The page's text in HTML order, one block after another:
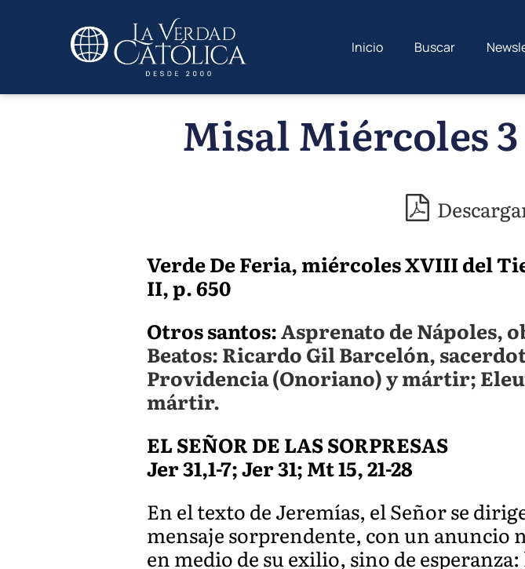
Inicio Buscar
Misal Miércoles 3
Verde De Feria, miércoles XVIII del
II, p. 650
Otros santos:Asprenato de Nápoles,
Beatos: Ricardo Gil Barcelón,
Providencia (Onoriano) y mártir;
mártir.
EL SEÑOR DE LAS SORPRESAS
Jer 31,1-7; Jer 31; Mt 15, 21-28
En el texto de Jeremías, el Señor se
mensaje sorprendente, con un anuncio
en medio de su exilio, sino de